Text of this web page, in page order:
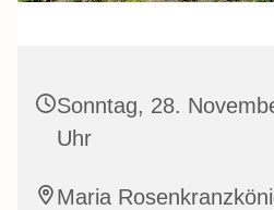
Sonntag, 28.
Uhr
Maria